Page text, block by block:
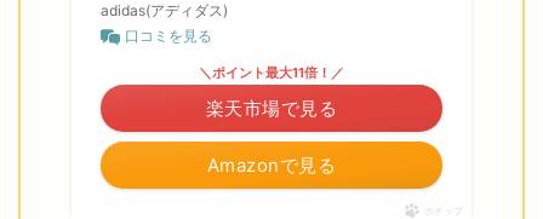
adidas(アディダス)
口コミを見る
Amazonで見る
＼ポイント最大11倍！／
楽天市場で見る
ポチップ